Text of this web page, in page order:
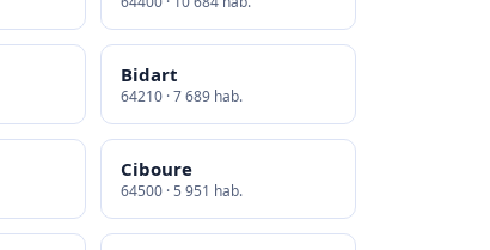
Bidart
64210 · 7 689 hab.
Ciboure
64500 · 5 951 hab.